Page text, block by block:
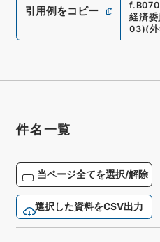
引用例をコピー
f.
経済
03)(
件名一覧
当ページ全てを選択/解除
選択した資料をCSV出力